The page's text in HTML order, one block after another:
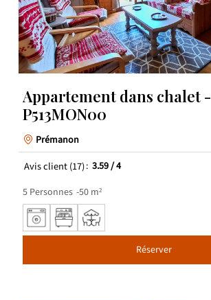
Appartement dans chalet -
P513MON00
Prémanon
Avis client(17) 3.59/ 4
5 Personnes 50 m²
Réserver